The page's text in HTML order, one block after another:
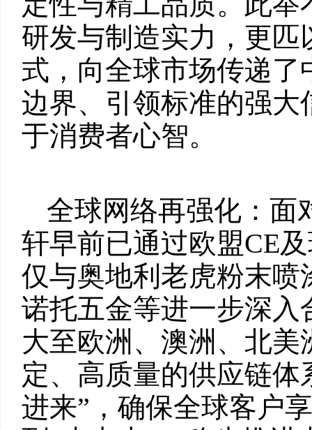
研发与制造实力，更
式，向全球市场传递
边界、引领标准的强
于消费者心智。
全球网络再强化：面
轩早前已通过欧盟CE
仅与奥地利老虎粉末
诺托五金等进一步深
大至欧洲、澳洲、北
定、高质量的供应链
进来”，确保全球客户